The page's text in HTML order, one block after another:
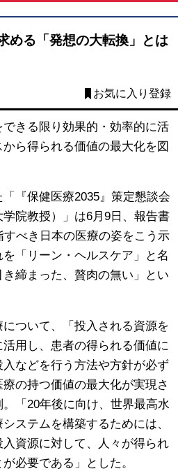
める「発想の大転換」とは
お気に入り登録
できる限り効果的・効率的に活
ら得られる価値の最大化を図
『保健医療2035』策定懇談会
学院教授）」は6月9日、報告書
すべき日本の医療の姿をこう示
「リーン・ヘルスケア」と名
締まった、贅肉の無い」とい
ついて、「投入される資源を
用し、患者の得られる価値に
などを行う方法や方針が必ず
の持つ価値の最大化が実現さ
「20年後に向け、世界最高水
ステムを構築するためには、
資源に対して、人々が得られ
必要である」とした。